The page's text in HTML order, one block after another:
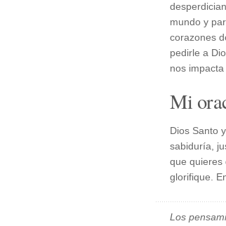
mundo y
corazones
pedirle a
nos
Mi
Dios Santo
sabiduría,
que quieres
glorifique.
Los